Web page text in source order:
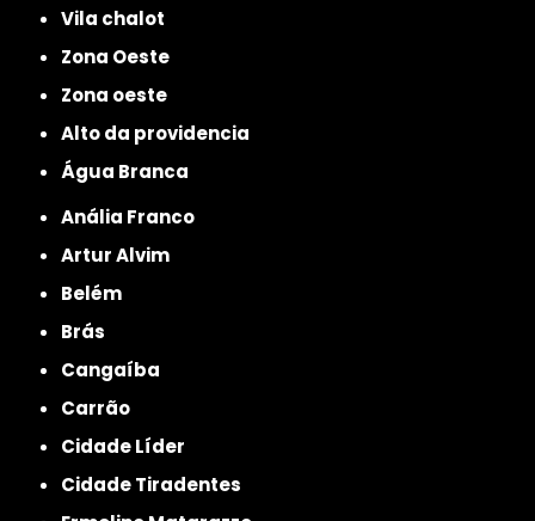
Vila chalot
Zona Oeste
Zona oeste
alto da providencia
Água Branca
Anália Franco
Artur Alvim
Belém
Brás
Cangaíba
Carrão
Cidade Líder
Cidade Tiradentes